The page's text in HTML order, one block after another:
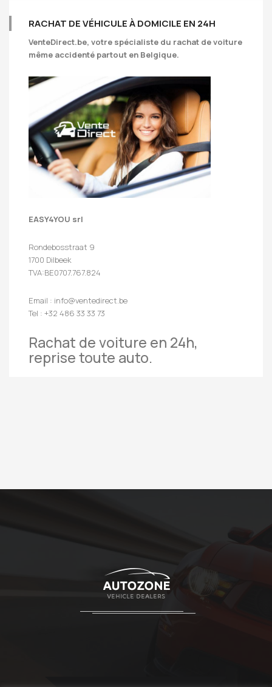
RACHAT DE VÉHICULE À DOMICILE EN 24H
VenteDirect.be, votre spécialiste du rachat de voiture
même accidenté partout en Belgique.
EASY4YOU srl
Rondebosstraat 9
1700 Dilbeek
TVA:BE0707.767.824
Email : info@ventedirect.be
Tel : +32 486 33 33 73
Rachat de voiture en 24h,
reprise toute auto.